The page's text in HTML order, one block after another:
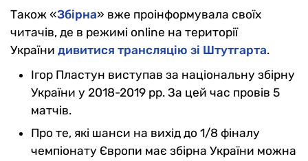
Також «Збірна» вже проінформувала своїх
читачів, де в режимі online на території
України дивитися трансляцію зі Штутгарта.
Ігор Пластун виступав за національну збірну
України у 2018-2019 рр. За цей час провів 5
матчів.
Про те, які шанси на вихід до 1/8 фіналу
чемпіонату Європи має збірна України можна